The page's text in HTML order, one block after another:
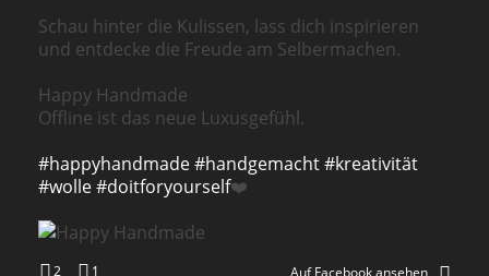
Schau hinter die Kulissen, lass dich inspirieren
und entdecke die Freude am Selbermachen.
Happy Handmade
Offline ist das neue Luxusgefühl.
#happyhandmade#handgemacht#kreativität
#wolle#doitforyourself❤️
2 1 Auf Facebook ansehen